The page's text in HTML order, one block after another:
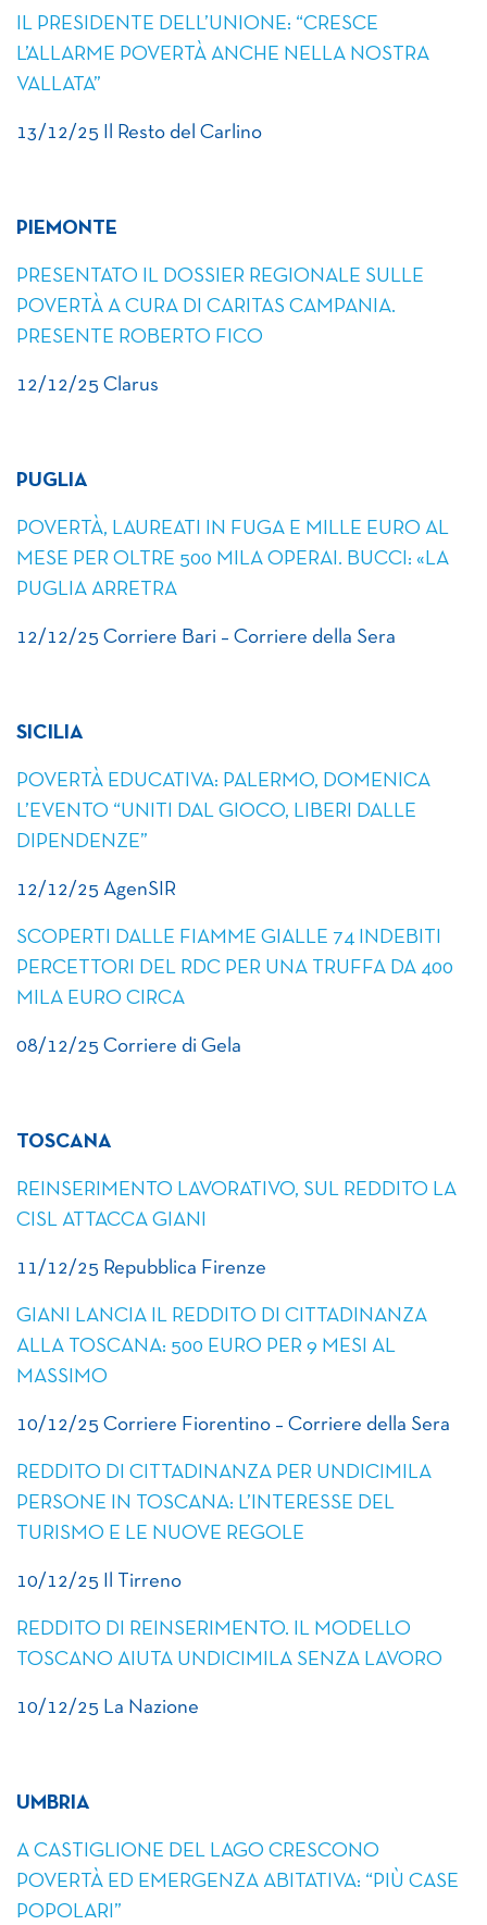
IL PRESIDENTE DELL’UNIONE: “CRESCE
L’ALLARME POVERTÀ ANCHE NELLA NOSTRA
VALLATA”
13/12/25 Il Resto del Carlino
PIEMONTE
PRESENTATO IL DOSSIER REGIONALE SULLE
POVERTÀ A CURA DI CARITAS CAMPANIA.
PRESENTE ROBERTO FICO
12/12/25 Clarus
PUGLIA
POVERTÀ, LAUREATI IN FUGA E MILLE EURO AL
MESE PER OLTRE 500 MILA OPERAI. BUCCI: «LA
PUGLIA ARRETRA
12/12/25 Corriere Bari – Corriere della Sera
SICILIA
POVERTÀ EDUCATIVA: PALERMO, DOMENICA
L’EVENTO “UNITI DAL GIOCO, LIBERI DALLE
DIPENDENZE”
12/12/25 AgenSIR
SCOPERTI DALLE FIAMME GIALLE 74 INDEBITI
PERCETTORI DEL RDC PER UNA TRUFFA DA 400
MILA EURO CIRCA
08/12/25 Corriere di Gela
TOSCANA
REINSERIMENTO LAVORATIVO, SUL REDDITO LA
CISL ATTACCA GIANI
11/12/25 Repubblica Firenze
GIANI LANCIA IL REDDITO DI CITTADINANZA
ALLA TOSCANA: 500 EURO PER 9 MESI AL
MASSIMO
10/12/25 Corriere Fiorentino – Corriere della Sera
REDDITO DI CITTADINANZA PER UNDICIMILA
PERSONE IN TOSCANA: L’INTERESSE DEL
TURISMO E LE NUOVE REGOLE
10/12/25 Il Tirreno
REDDITO DI REINSERIMENTO. IL MODELLO
TOSCANO AIUTA UNDICIMILA SENZA LAVORO
10/12/25 La Nazione
UMBRIA
A CASTIGLIONE DEL LAGO CRESCONO
POVERTÀ ED EMERGENZA ABITATIVA: “PIÙ CASE
POPOLARI”